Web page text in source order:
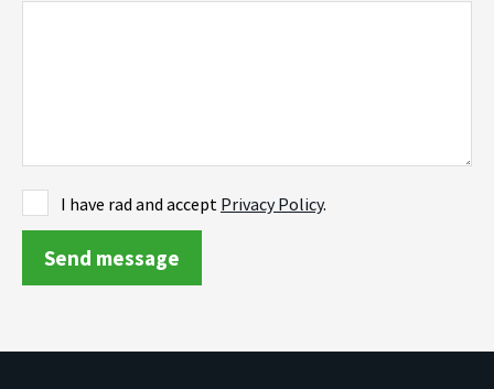
I have rad and accept Privacy Policy.